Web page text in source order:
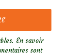
En savoir
sont